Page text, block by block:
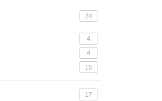
24
4
4
15
17